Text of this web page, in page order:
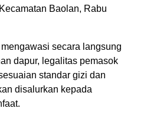
Baolan, Rabu
secara langsung
dapur, legalitas pemasok
standar gizi dan
disalurkan kepada